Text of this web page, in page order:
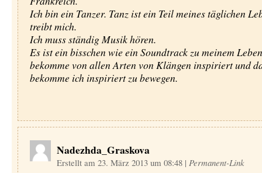
Ich bin ein Tanzer. Tanz ist ein Teil meines täglichen
treibt mich.
Ich muss ständig Musik hören.
Es ist ein bisschen wie ein Soundtrack zu meinem
bekomme von allen Arten von Klängen inspiriert und
bekomme ich inspiriert zu bewegen.
Nadezhda_Graskova
Erstellt am 23. März 2013 um 08:48 | Permanent-Link